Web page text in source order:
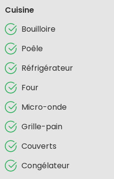
Cuisine
Bouilloire
Poêle
Réfrigérateur
Four
Micro-onde
Grille-pain
Couverts
Congélateur